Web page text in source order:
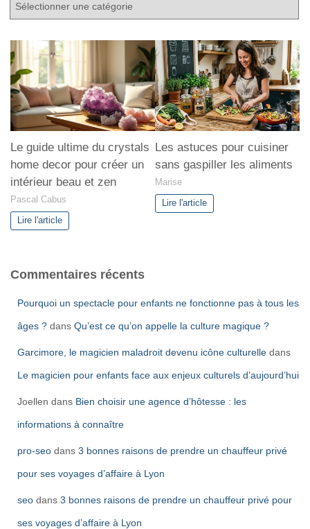
C
t
é
g
o
r
i
e
s
Le guide ultime du crystals
home decor pour créer un
intérieur beau et zen
Pascal Cabus
Lire l'article
Les astuces pour cuisiner
sans gaspiller les aliments
Marise
Lire l'article
Commentaires récents
Pourquoi un spectacle pour enfants ne fonctionne pas à tous les
âges ? dans Qu’est ce qu’on appelle la culture magique ?
Garcimore, le magicien maladroit devenu icône culturelle dans
Le magicien pour enfants face aux enjeux culturels d’aujourd’hui
Joellen dans Bien choisir une agence d’hôtesse : les
informations à connaître
pro-seo dans 3 bonnes raisons de prendre un chauffeur privé
pour ses voyages d’affaire à Lyon
seo dans 3 bonnes raisons de prendre un chauffeur privé pour
ses voyages d’affaire à Lyon